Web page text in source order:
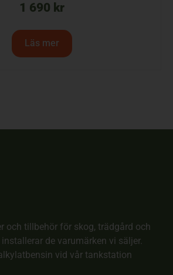
1 690 kr
Läs mer
och tillbehör för skog, trädgård och
de varumärken vi säljer.
vid vår tankstation